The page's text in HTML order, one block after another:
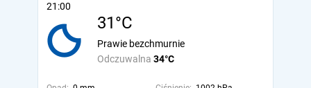
21:00
31°C
Odczuwalna 34°C
Prawie bezchmurnie